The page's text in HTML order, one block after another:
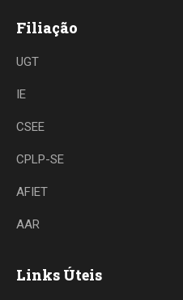
Filiação
UGT
IE
CSEE
CPLP-SE
AFIET
AAR
Links Úteis